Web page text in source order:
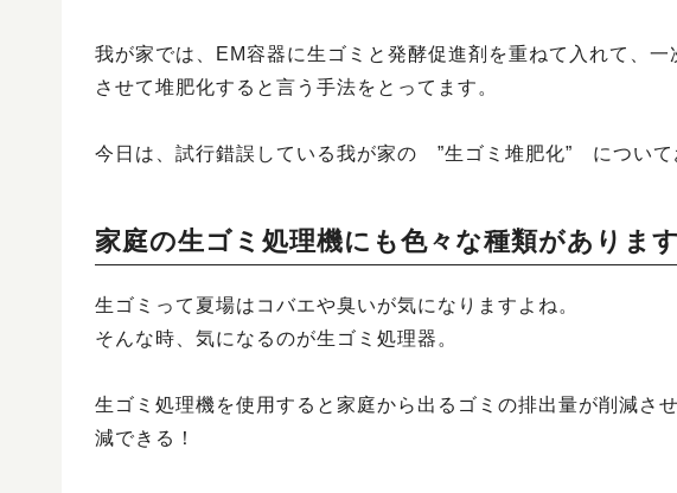
我が家では、EM容器に生ゴミと発酵促進剤を重ねて入れて、
させて堆肥化すると言う手法をとってます。
今日は、試行錯誤している我が家の ”生ゴミ堆肥化” について
家庭の生ゴミ処理機にも色々な種類があります
生ゴミって夏場はコバエや臭いが気になりますよね。
そんな時、気になるのが生ゴミ処理器。
生ゴミ処理機を使用すると家庭から出るゴミの排出量が削減さ
減できる！